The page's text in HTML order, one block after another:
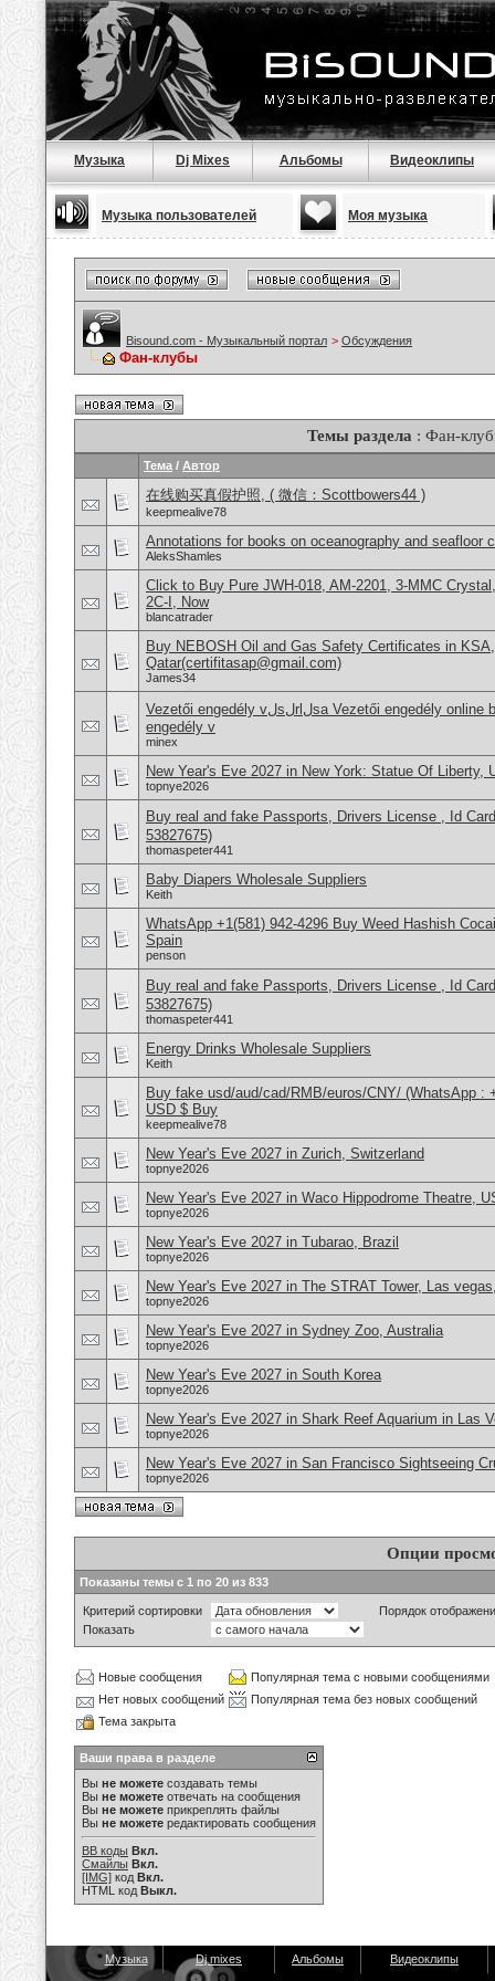
Музыка Dj Mixes Альбомы Видеоклипы
Музыка пользователей Моя музыка
Bisound.com - Музыкальный портал > Обсуждения
Фан-клубы
Темы раздела : Фан-
Тема / Автор
在线购买真假护照, ( 微信：Scottbowers44 )
keepmealive78
Annotations for books on oceanography and seafloor
AleksShamles
Click to Buy Pure JWH-018, AM-2201, 3-MMC
2C-I, Now
blancatrader
Buy NEBOSH Oil and Gas Safety Certificates in
Qatar(certifitasap@gmail.com)
James34
Vezetői engedély vلsلrlلsa Vezetői engedély online beszerzése Hajَvezetői
engedély v
minex
New Year's Eve 2027 in New York: Statue Of Liberty,
topnye2026
Buy real and fake Passports, Drivers License , Id
53827675)
thomaspeter441
Baby Diapers Wholesale Suppliers
Keith
WhatsApp +1(581) 942-4296 Buy Weed Hashish
Spain
penson
Buy real and fake Passports, Drivers License , Id
53827675)
thomaspeter441
Energy Drinks Wholesale Suppliers
Keith
Buy fake usd/aud/cad/RMB/euros/CNY/ (WhatsApp :
USD $ Buy
keepmealive78
New Year's Eve 2027 in Zurich, Switzerland
topnye2026
New Year's Eve 2027 in Waco Hippodrome Theatre,
topnye2026
New Year's Eve 2027 in Tubarao, Brazil
topnye2026
New Year's Eve 2027 in The STRAT Tower, Las
topnye2026
New Year's Eve 2027 in Sydney Zoo, Australia
topnye2026
New Year's Eve 2027 in South Korea
topnye2026
New Year's Eve 2027 in Shark Reef Aquarium in Las
topnye2026
New Year's Eve 2027 in San Francisco Sightseeing
topnye2026
Опции
Показаны темы с 1 по 20 из 833
Критерий сортировки
Порядок
Показать
Новые сообщения
Популярная тема с новыми сообщениями
Нет новых сообщений
Популярная тема без новых сообщений
Тема закрыта
Ваши права в разделе
Вы не можете создавать темы
Вы не можете отвечать на сообщения
Вы не можете прикреплять файлы
Вы не можете редактировать сообщения
BB коды Вкл.
Смайлы Вкл.
[IMG] код Вкл.
HTML код Выкл.
Музыка Dj mixes Альбомы Видеоклипы